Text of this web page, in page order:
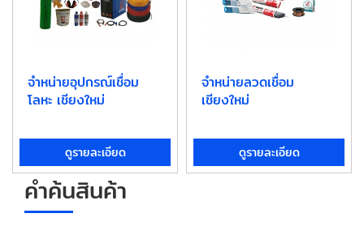
จำหน่ายอุปกรณ์เชื่อม
โลหะ เชียงใหม่
ดูรายละเอียด
จำหน่ายลวดเชื่อม
เชียงใหม่
ดูรายละเอียด
คำค้นสินค้า